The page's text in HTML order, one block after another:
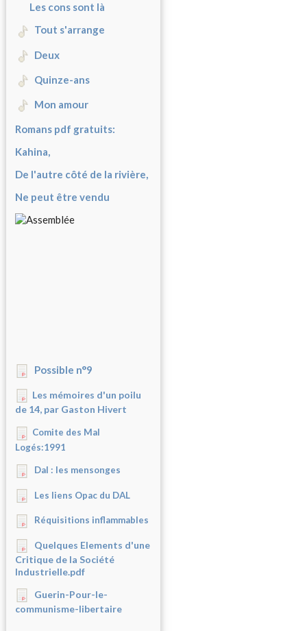
Les cons sont là
Tout s'arrange
Deux
Quinze-ans
Mon amour
Romans pdf gratuits:
Kahina,
De l'autre côté de la rivière,
Ne peut être vendu
Possible n°9
Les mémoires d'un poilu
de 14, par Gaston Hivert
Comite des Mal
Logés:1991
Dal : les mensonges
Les liens Opac du DAL
Réquisitions inflammables
Quelques Elements d'une
Critique de la Société
Industrielle.pdf
Guerin-Pour-le-
communisme-libertaire